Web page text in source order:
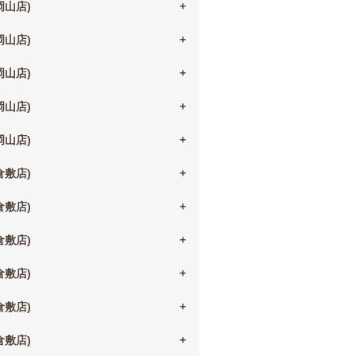
山店)
山店)
山店)
山店)
山店)
敷店)
敷店)
敷店)
敷店)
敷店)
敷店)